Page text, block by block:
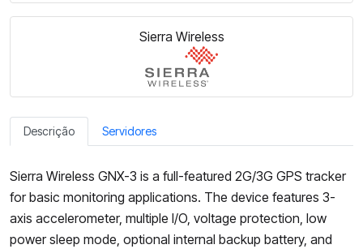
Sierra Wireless
Descrição Servidores
Sierra Wireless GNX-3 is a full-featured 2G/3G GPS tracker
for basic monitoring applications. The device features 3-
axis accelerometer, multiple I/O, voltage protection, low
power sleep mode, optional internal backup battery, and